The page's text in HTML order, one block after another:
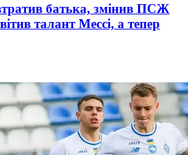
батька, змінив ПСЖ
талант Мессі, а тепер